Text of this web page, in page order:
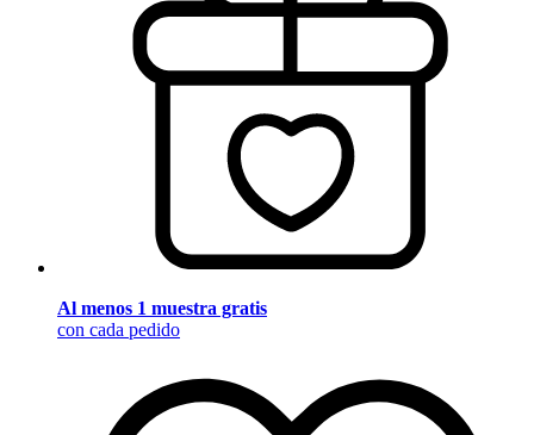
Al menos 1 muestra gratis
con cada pedido